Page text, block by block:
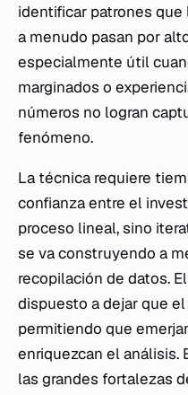
identificar patrones
a menudo pasan por
especialmente útil
marginados o
números no logran
fenómeno.
La técnica requiere
confianza entre el
proceso lineal, sino
se va construyendo a
recopilación de datos.
dispuesto a dejar que
permitiendo que
enriquezcan el análisis.
las grandes fortalezas